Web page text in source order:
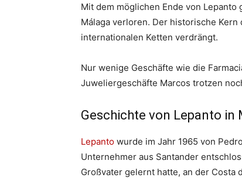
Mit dem möglichen Ende von
Málaga verloren. Der historische
internationalen Ketten verdrängt.
Nur wenige Geschäfte wie die
Juweliergeschäfte Marcos trotzen
Geschichte von Lepanto in
Lepanto wurde im Jahr 1965 von
Unternehmer aus Santander
Großvater gelernt hatte, an der